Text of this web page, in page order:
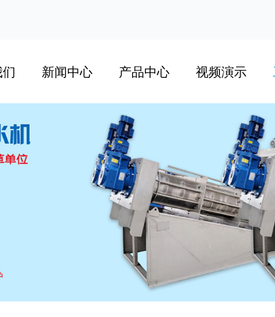
新闻中心
最新动态
产品中心
叠螺式污泥脱水机
多重圆盘式脱水机
污泥干燥机
三箱式自动加药机
潜水泵
移动脱水车
视频演示
新闻播报视频
设备运作视频
市
化
自
食
生